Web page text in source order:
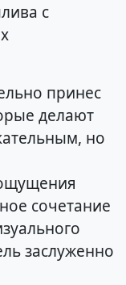
с
принес
делают
но
сочетание
заслуженно